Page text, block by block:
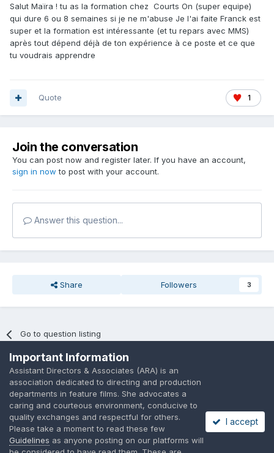
pense notamment à celle du CIFAP, du CEFPF ou de Courts-
On en respectivement 6, 7 et 4 semaines. Si vous avez
retours ou même des suggestions je suis preneuse pour me
faire un avis éclairé !
Salut Maïra ! tu as la formation chez Courts On (super equipe)
qui dure 6 ou 8 semaines si je ne m'abuse Je l'ai faite Franck est
super et la formation est intéressante (et tu repars avec MMS)
après tout dépend déjà de ton expérience à ce poste et ce que
tu voudrais apprendre
1
Quote
Join the conversation
You can post now and register later. If you have an account,
sign in now to post with your account.
Answer this question...
Share Followers 3
Go to question listing
Language Privacy Policy Contact Us Cookies
A place to share suggested by ARAssocies.com
Important Information
Assistant Directors & Associates (ARA) is an
association dedicated to directing and production
departments in feature films. She advocates a
caring and courteous environment, conducive to
quality exchanges and respectful for others.
Please take a moment to read these few
Guidelines as anyone posting on our platforms will
I accept